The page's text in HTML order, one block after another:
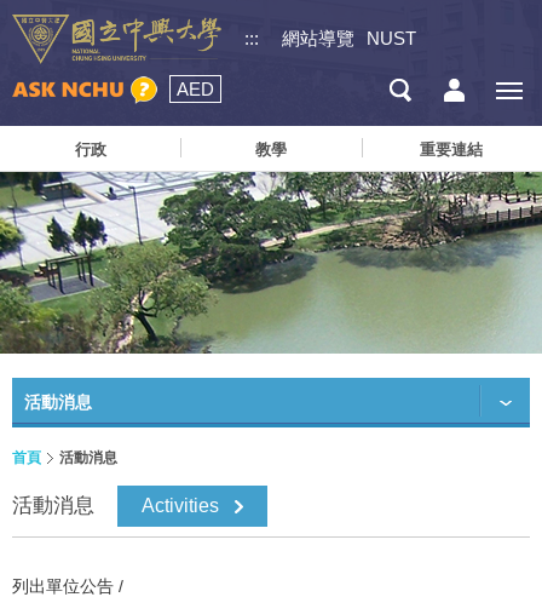
::: 網站導覽 NUST
AED
行政 教學 重要連結
活動消息
首頁 活動消息
活動消息 Activities
列出單位公告 /